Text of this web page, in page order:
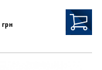
грн